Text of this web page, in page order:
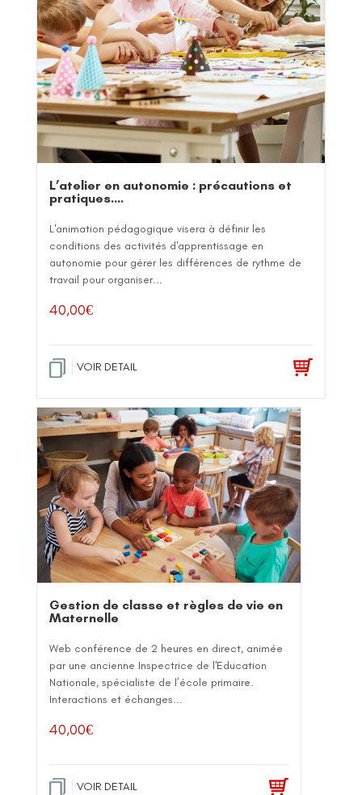
L’atelier en autonomie : précautions et
pratiques….
L'animation pédagogique visera à définir les
conditions des activités d'apprentissage en
autonomie pour gérer les différences de rythme de
travail pour organiser...
40,00€
VOIR DETAIL
Gestion de classe et règles de vie en
Maternelle
Web conférence de 2 heures en direct, animée
par une ancienne Inspectrice de l'Education
Nationale, spécialiste de l’école primaire.
Interactions et échanges...
40,00€
VOIR DETAIL